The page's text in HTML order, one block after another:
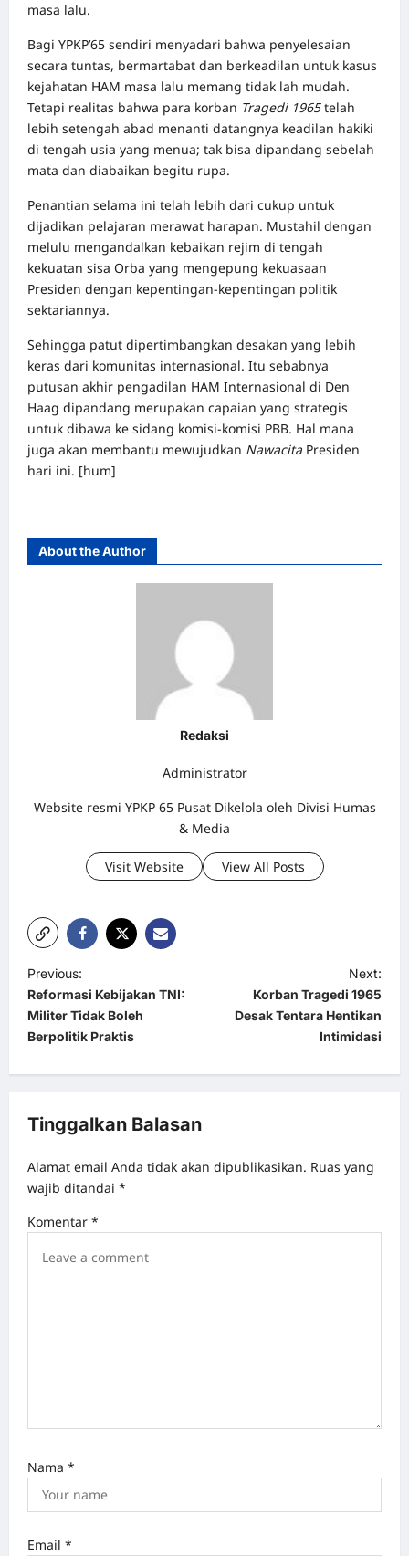
masa lalu.
Bagi YPKP’65 sendiri menyadari bahwa penyelesaian
secara tuntas, bermartabat dan berkeadilan untuk kasus
kejahatan HAM masa lalu memang tidak lah mudah.
Tetapi realitas bahwa para korban Tragedi 1965telah
lebih setengah abad menanti datangnya keadilan hakiki
di tengah usia yang menua; tak bisa dipandang sebelah
mata dan diabaikan begitu rupa.
Penantian selama ini telah lebih dari cukup untuk
dijadikan pelajaran merawat harapan. Mustahil dengan
melulu mengandalkan kebaikan rejim di tengah
kekuatan sisa Orba yang mengepung kekuasaan
Presiden dengan kepentingan-kepentingan politik
sektariannya.
Sehingga patut dipertimbangkan desakan yang lebih
keras dari komunitas internasional. Itu sebabnya
putusan akhir pengadilan HAM Internasional di Den
Haag dipandang merupakan capaian yang strategis
untuk dibawa ke sidang komisi-komisi PBB. Hal mana
juga akan membantu mewujudkan Nawacita Presiden
hari ini. [hum]
About the Author
Redaksi
Administrator
Website resmi YPKP 65 Pusat Dikelola oleh Divisi Humas
& Media
Visit Website View All Posts
P
o
s
a
i
a
Previous:
Reformasi Kebijakan TNI:
Militer Tidak Boleh
Berpolitik Praktis
Next:
Korban Tragedi 1965
Desak Tentara Hentikan
Intimidasi
Tinggalkan Balasan
Alamat email Anda tidak akan dipublikasikan. Ruas yang
wajib ditandai *
Komentar *
Nama *
Email *